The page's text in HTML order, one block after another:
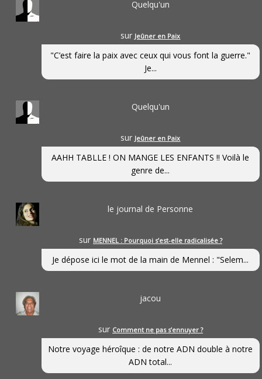
Quelqu'un
sur Jeûner en Paix
"C’est faire la paix avec ceux qui vous font la guerre."
Je...
Quelqu'un
sur Jeûner en Paix
AAHH TABLLE ! ON MANGE LES ENFANTS !! Voilà le
genre de...
le journal de Personne
sur MENNEL : Pourquoi s’est-elle radicalisée ?
Je dépose ici le mot de la main de Mennel : "Selem...
jacou
sur Comment ne pas s’ennuyer ?
Notre voyage héroîque : de notre ADN double à notre
ADN total...